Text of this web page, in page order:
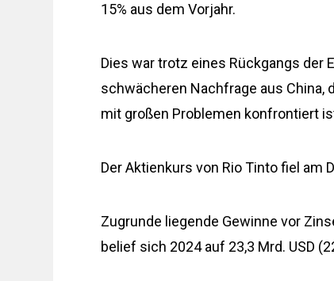
15% aus dem Vorjahr.
Dies war trotz eines Rückgangs der
schwächeren Nachfrage aus China,
mit großen Problemen konfrontiert
Der Aktienkurs von Rio Tinto fiel am
Zugrunde liegende Gewinne vor
belief sich 2024 auf 23,3 Mrd. USD